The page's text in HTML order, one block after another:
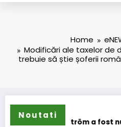
Home
Modificări ale taxelor de
trebuie să știe șoferii
Noutati
fost numit director general